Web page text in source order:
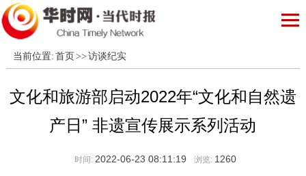
当前位置: 首页 >> 访谈纪实
文化和旅游部启动2022年“文化和自然遗
产日” 非遗宣传展示系列活动
时间: 2022-06-23 08:11:19 浏览: 1260